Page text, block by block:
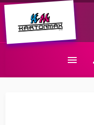
E-mail